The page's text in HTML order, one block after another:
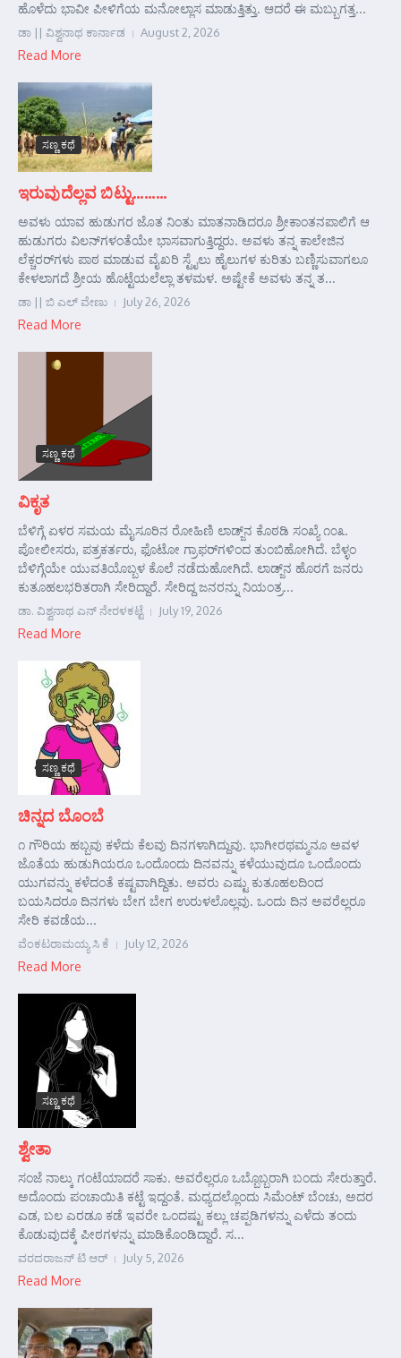
ಹೊಳೆದು ಭಾವೀ ಪೀಳಿಗೆಯ ಮನೋಲ್ಲಾಸ ಮಾಡುತ್ತಿತ್ತು. ಆದರೆ ಈ ಮಬ್ಬುಗತ್ತ...
ಡಾ || ವಿಶ್ವನಾಥ ಕಾರ್ನಾಡ August 2, 2026
Read More
ಸಣ್ಣ ಕಥೆ
ಇರುವುದೆಲ್ಲವ ಬಿಟ್ಟು………
ಅವಳು ಯಾವ ಹುಡುಗರ ಜೊತ ನಿಂತು ಮಾತನಾಡಿದರೂ ಶ್ರೀಕಾಂತನಪಾಲಿಗೆ ಆ
ಹುಡುಗರು ವಿಲನ್‌ಗಳಂತೆಯೇ ಭಾಸವಾಗುತ್ತಿದ್ದರು. ಅವಳು ತನ್ನ ಕಾಲೇಜಿನ
ಲೆಕ್ಚರರ್‌ಗಳು ಪಾಠ ಮಾಡುವ ವೈಖರಿ ಸ್ಟೈಲು ಹೈಲುಗಳ ಕುರಿತು ಬಣ್ಣಿಸುವಾಗಲೂ
ಕೇಳಲಾಗದೆ ಶ್ರೀಯ ಹೊಟ್ಟೆಯಲೆಲ್ಲಾ ತಳಮಳ. ಅಷ್ಟೇಕೆ ಅವಳು ತನ್ನ ತ...
ಡಾ || ಬಿ ಎಲ್ ವೇಣು July 26, 2026
Read More
ಸಣ್ಣ ಕಥೆ
ವಿಕೃತ
ಬೆಳಿಗ್ಗೆ ಏಳರ ಸಮಯ ಮೈಸೂರಿನ ರೋಹಿಣಿ ಲಾಡ್ಜ್‌ನ ಕೊಠಡಿ ಸಂಖ್ಯೆ ೧೦೩.
ಪೋಲೀಸರು, ಪತ್ರಕರ್ತರು, ಫೊಟೋ ಗ್ರಾಫರ್‌ಗಳಿಂದ ತುಂಬಿಹೋಗಿದೆ. ಬೆಳ್ಳಂ
ಬೆಳಿಗ್ಗೆಯೇ ಯುವತಿಯೊಬ್ಬಳ ಕೊಲೆ ನಡೆದುಹೋಗಿದೆ. ಲಾಡ್ಜ್‌ನ ಹೊರಗೆ ಜನರು
ಕುತೂಹಲಭರಿತರಾಗಿ ಸೇರಿದ್ದಾರೆ. ಸೇರಿದ್ದ ಜನರನ್ನು ನಿಯಂತ್ರ...
ಡಾ. ವಿಶ್ವನಾಥ ಎನ್ ನೇರಳಕಟ್ಟೆ July 19, 2026
Read More
ಸಣ್ಣ ಕಥೆ
ಚಿನ್ನದ ಬೊಂಬೆ
೧ ಗೌರಿಯ ಹಬ್ಬವು ಕಳೆದು ಕೆಲವು ದಿನಗಳಾಗಿದ್ದುವು. ಭಾಗೀರಥಮ್ಮನೂ ಅವಳ
ಜೊತೆಯ ಹುಡುಗಿಯರೂ ಒಂದೊಂದು ದಿನವನ್ನು ಕಳೆಯುವುದೂ ಒಂದೊಂದು
ಯುಗವನ್ನು ಕಳೆದಂತೆ ಕಷ್ಟವಾಗಿದ್ದಿತು. ಅವರು ಎಷ್ಟು ಕುತೂಹಲದಿಂದ
ಬಯಸಿದರೂ ದಿನಗಳು ಬೇಗ ಬೇಗ ಉರುಳಲೊಲ್ಲವು. ಒಂದು ದಿನ ಅವರೆಲ್ಲರೂ
ಸೇರಿ ಕವಡೆಯ...
ವೆಂಕಟರಾಮಯ್ಯ ಸಿ ಕೆ July 12, 2026
Read More
ಸಣ್ಣ ಕಥೆ
ಶ್ವೇತಾ
ಸಂಜೆ ನಾಲ್ಕು ಗಂಟೆಯಾದರೆ ಸಾಕು. ಅವರೆಲ್ಲರೂ ಒಬ್ಬೊಬ್ಬರಾಗಿ ಬಂದು ಸೇರುತ್ತಾರೆ.
ಅದೊಂದು ಪಂಚಾಯಿತಿ ಕಟ್ಟೆ ಇದ್ದಂತೆ. ಮಧ್ಯದಲ್ಲೊಂದು ಸಿಮೆಂಟ್ ಬೆಂಚು, ಅದರ
ಎಡ, ಬಲ ಎರಡೂ ಕಡೆ ಇವರೇ ಒಂದಷ್ಟು ಕಲ್ಲು ಚಪ್ಪಡಿಗಳನ್ನು ಎಳೆದು ತಂದು
ಕೊಡುವುದಕ್ಕೆ ಪೀಠಗಳನ್ನು ಮಾಡಿಕೊಂಡಿದ್ದಾರೆ. ಸ...
ವರದರಾಜನ್ ಟಿ ಆರ್ July 5, 2026
Read More